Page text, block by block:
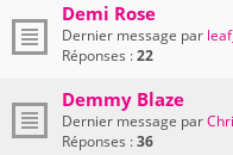
Demi Rose
Dernier message par
Réponses :22
Demmy Blaze
Dernier message par
Réponses :36